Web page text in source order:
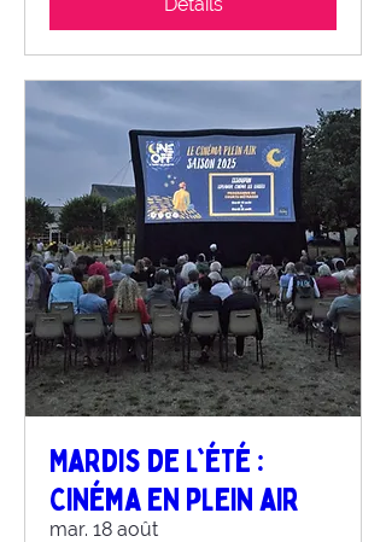
Mardis de l'été :
Cinéma en plein air
mar. 18 août